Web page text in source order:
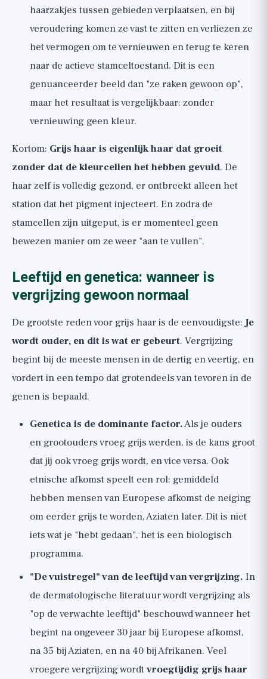
haarzakjes tussen gebieden verplaatsen, en bij
veroudering komen ze vast te zitten en verliezen ze
het vermogen om te vernieuwen en terug te keren
naar de actieve stamceltoestand. Dit is een
genuanceerder beeld dan "ze raken gewoon op",
maar het resultaat is vergelijkbaar: zonder
vernieuwing geen kleur.
Kortom: Grijs haar is eigenlijk haar dat groeit
zonder dat de kleurcellen het hebben gevuld. De
haar zelf is volledig gezond, er ontbreekt alleen het
station dat het pigment injecteert. En zodra de
stamcellen zijn uitgeput, is er momenteel geen
bewezen manier om ze weer "aan te vullen".
Leeftijd en genetica: wanneer is
vergrijzing gewoon normaal
De grootste reden voor grijs haar is de eenvoudigste:Je
wordt ouder, en dit is wat er gebeurt. Vergrijzing
begint bij de meeste mensen in de dertig en veertig, en
vordert in een tempo dat grotendeels van tevoren in de
genen is bepaald.
Genetica is de dominante factor.Als je ouders
en grootouders vroeg grijs werden, is de kans groot
dat jij ook vroeg grijs wordt, en vice versa. Ook
etnische afkomst speelt een rol: gemiddeld
hebben mensen van Europese afkomst de neiging
om eerder grijs te worden, Aziaten later. Dit is niet
iets wat je "hebt gedaan", het is een biologisch
programma.
"De vuistregel" van de leeftijd van vergrijzing. In
de dermatologische literatuur wordt vergrijzing als
"op de verwachte leeftijd" beschouwd wanneer het
begint na ongeveer 30 jaar bij Europese afkomst,
na 35 bij Aziaten, en na 40 bij Afrikanen. Veel
vroegere vergrijzing wordtvroegtijdig grijs haar